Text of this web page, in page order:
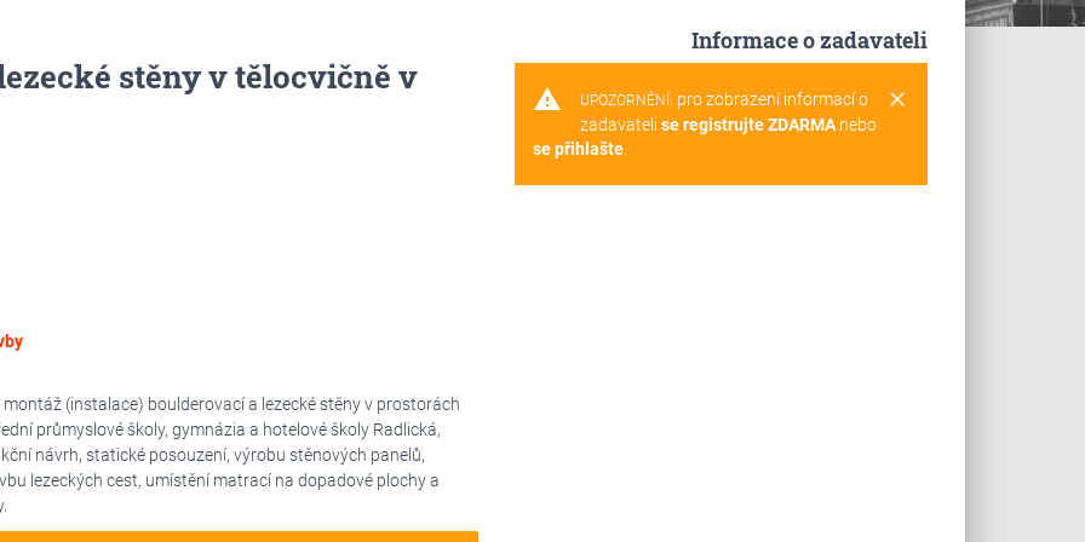
stěny v tělocvičně v
(instalace) boulderovací a lezecké stěny v prostorách
průmyslové školy, gymnázia a hotelové školy Radlická,
návrh, statické posouzení, výrobu stěnových panelů,
lezeckých cest, umístění matrací na dopadové plochy a
Informace o zadavateli
warning clear
UPOZORNĚNÍ: pro zobrazení informací o
zadavateli se registrujte ZDARMAnebo
se přihlašte.